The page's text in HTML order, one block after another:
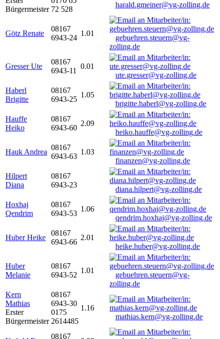
Bürgermeister 72 528
harald.gmeiner@vg-zolling.de
Götz Renate
08167
6943-24
1.01
gebuehren.steuern@vg-
zolling.de
Gresser Ute
08167
6943-11
0.01
ute.gresser@vg-zolling.de
Haberl
Brigitte
08167
6943-25
1.05
brigitte.haberl@vg-zolling.de
Hauffe
Heiko
08167
6943-60
2.09
heiko.hauffe@vg-zolling.de
Hauk Andrea
08167
6943-63
1.03
finanzen@vg-zolling.de
Hilpert
Diana
08167
6943-23
diana.hilpert@vg-zolling.de
Hoxhaj
Qendrim
08167
6943-53
1.06
qendrim.hoxhaj@vg-zolling.de
Huber Heike
08167
6943-66
2.01
heike.huber@vg-zolling.de
Huber
Melanie
08167
6943-52
1.01
gebuehren.steuern@vg-
zolling.de
Kern
Mathias
Erster
Bürgermeister
08167
6943-30
0175
2614485
1.16
mathias.kern@vg-zolling.de
08167